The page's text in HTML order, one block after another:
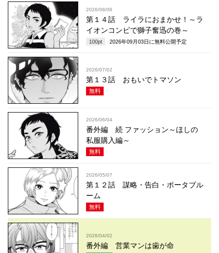
2026/08/06
第１４話 ライラにおまかせ！～ラ
イオンコンビで獅子奮迅の巻～
100pt 2026年09月03日 に無料公開予定
2026/07/02
第１３話 おもいでトマソン
無料
2026/06/04
番外編 続 ファッション～ほしの
私服購入編～
無料
2026/05/07
第１２話 謀略・告白・ポータブル
ーム
無料
2026/04/02
番外編 営業マンは歯が命